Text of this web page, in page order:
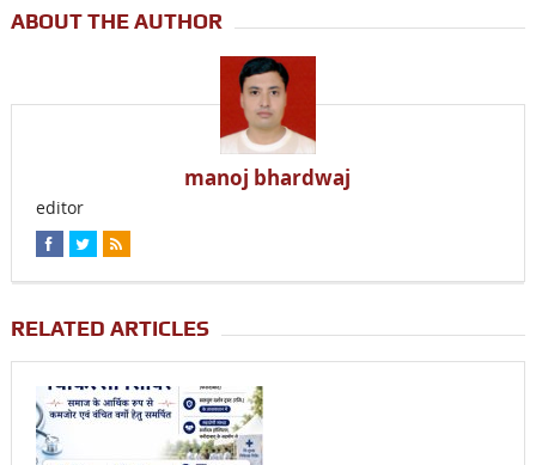
ABOUT THE AUTHOR
manoj bhardwaj
editor
RELATED ARTICLES